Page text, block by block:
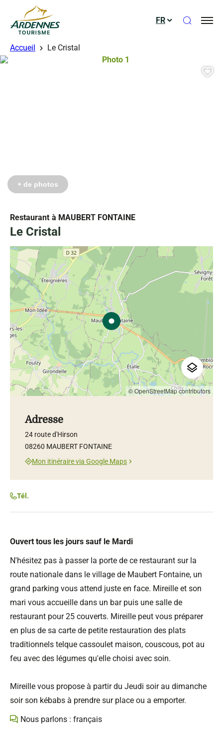
ADT des Ardennes
FR Ouvrir
Accueil Le Cristal
Restaurant à MAUBERT FONTAINE
Le Cristal
Photo 1, © Droits libres
+ de photos
Ouvert tous les jours sauf le Mardi
N'hésitez pas à passer la porte de ce restaurant sur la
route nationale dans le village de Maubert Fontaine, un
grand parking vous attend juste en face. Mireille et son
mari vous accueille dans un bar puis une salle de
restaurant pour 25 couverts. Mireille peut vous préparer
en plus de sa carte de petite restauration des plats
traditionnels telque cassoulet maison, couscous, pot au
feu avec des légumes qu'elle choisi avec soin.
Mireille vous propose à partir du Jeudi soir au dimanche
soir son kébabs à prendre sur place ou a emporter.
Nous parlons : français
© OpenStreetMap contributors
Adresse
24 route d'Hirson
08260 MAUBERT FONTAINE
Mon itinéraire via Google Maps
Tél.